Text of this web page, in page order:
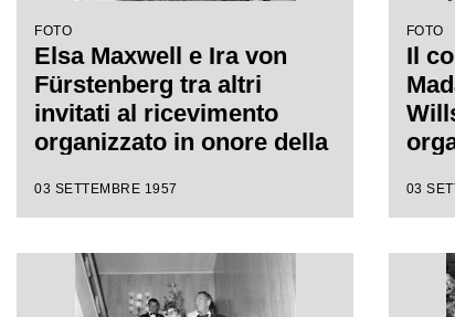
FOTO
Elsa Maxwell e Ira von
Fürstenberg tra altri
invitati al ricevimento
organizzato in onore della
03 SETTEMBRE 1957
FOTO
Il
03